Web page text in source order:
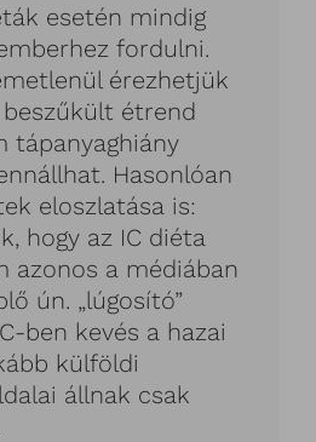
esetén mindig
fordulni.
érezhetjük
étrend
tápanyaghiány
Hasonlóan
eloszlatása is:
hogy az IC diéta
azonos a médiában
ún. „lúgosító”
ben kevés a hazai
külföldi
állnak csak